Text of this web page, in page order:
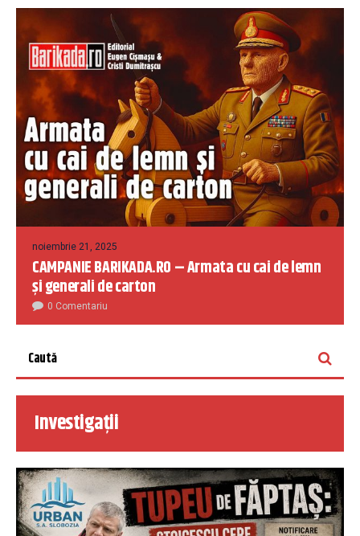
noiembrie 21, 2025
CAMPANIE BARIKADA.RO – Armata cu cai de lemn
și generali de carton
0 Comentariu
Investigații